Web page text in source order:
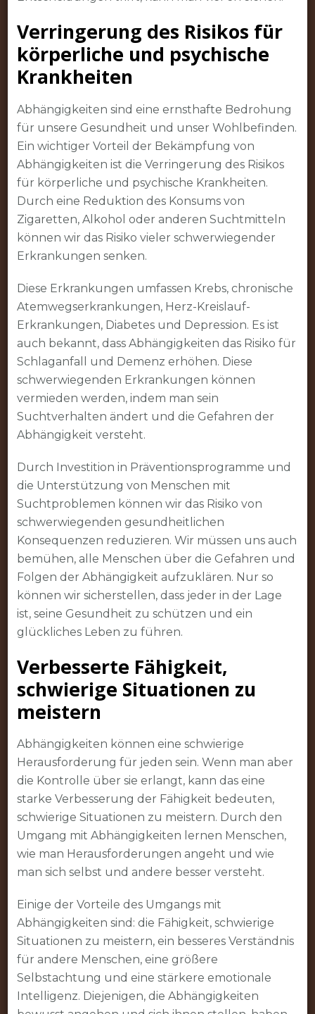
Verringerung des Risikos für
körperliche und psychische
Krankheiten
Abhängigkeiten sind eine ernsthafte Bedrohung
für unsere Gesundheit und unser Wohlbefinden.
Ein wichtiger Vorteil der Bekämpfung von
Abhängigkeiten ist die Verringerung des Risikos
für körperliche und psychische Krankheiten.
Durch eine Reduktion des Konsums von
Zigaretten, Alkohol oder anderen Suchtmitteln
können wir das Risiko vieler schwerwiegender
Erkrankungen senken.
Diese Erkrankungen umfassen Krebs, chronische
Atemwegserkrankungen, Herz-Kreislauf-
Erkrankungen, Diabetes und Depression. Es ist
auch bekannt, dass Abhängigkeiten das Risiko für
Schlaganfall und Demenz erhöhen. Diese
schwerwiegenden Erkrankungen können
vermieden werden, indem man sein
Suchtverhalten ändert und die Gefahren der
Abhängigkeit versteht.
Durch Investition in Präventionsprogramme und
die Unterstützung von Menschen mit
Suchtproblemen können wir das Risiko von
schwerwiegenden gesundheitlichen
Konsequenzen reduzieren. Wir müssen uns auch
bemühen, alle Menschen über die Gefahren und
Folgen der Abhängigkeit aufzuklären. Nur so
können wir sicherstellen, dass jeder in der Lage
ist, seine Gesundheit zu schützen und ein
glückliches Leben zu führen.
Verbesserte Fähigkeit,
schwierige Situationen zu
meistern
Abhängigkeiten können eine schwierige
Herausforderung für jeden sein. Wenn man aber
die Kontrolle über sie erlangt, kann das eine
starke Verbesserung der Fähigkeit bedeuten,
schwierige Situationen zu meistern. Durch den
Umgang mit Abhängigkeiten lernen Menschen,
wie man Herausforderungen angeht und wie
man sich selbst und andere besser versteht.
Einige der Vorteile des Umgangs mit
Abhängigkeiten sind: die Fähigkeit, schwierige
Situationen zu meistern, ein besseres Verständnis
für andere Menschen, eine größere
Selbstachtung und eine stärkere emotionale
Intelligenz. Diejenigen, die Abhängigkeiten